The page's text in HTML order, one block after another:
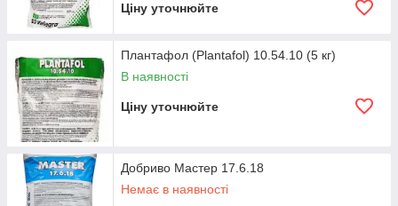
Ціну уточнюйте
Плантафол (Plantafol) 10.54.10 (5 кг)
В наявності
Ціну уточнюйте
Добриво Мастер 17.6.18
Немає в наявності